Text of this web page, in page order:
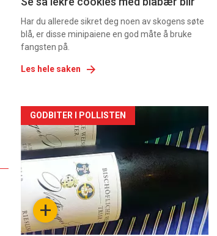
Har du allerede sikret deg noen av skogens søte
blå, er disse minipaiene en god måte å bruke
fangsten på.
Les hele saken
Artikler
detail
-
section
11+
GODBITER I POLLISTEN